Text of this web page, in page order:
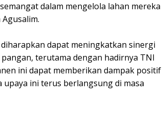
dalam mengelola lahan mereka
dapat meningkatkan sinergi
terutama dengan hadirnya TNI
ini dapat memberikan dampak positif
ini terus berlangsung di masa